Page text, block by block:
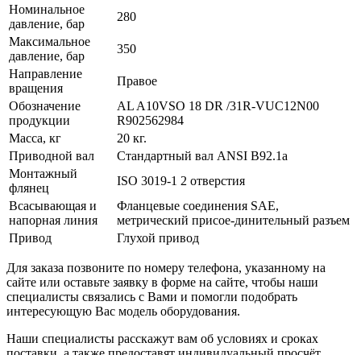
Номинальное
давление, бар
280
Максимальное
давление, бар
350
Направление
вращения
Правое
Обозначение
продукции
AL A10VSO 18 DR /31R-VUC12N00
R902562984
Масса, кг
20 кг.
Приводной вал
Стандартный вал ANSI B92.1a
Монтажный
флянец
ISO 3019-1 2 отверстия
Всасывающая и
напорная линия
Фланцевые соединения SAE,
метрический присое-динительный разъем
Привод
Глухой привод
Для заказа позвоните по номеру телефона, указанному на
сайте или оставьте заявку в форме на сайте, чтобы наши
специалисты связались с Вами и помогли подобрать
интересующую Вас модель оборудования.
Наши специалисты расскажут вам об условиях и сроках